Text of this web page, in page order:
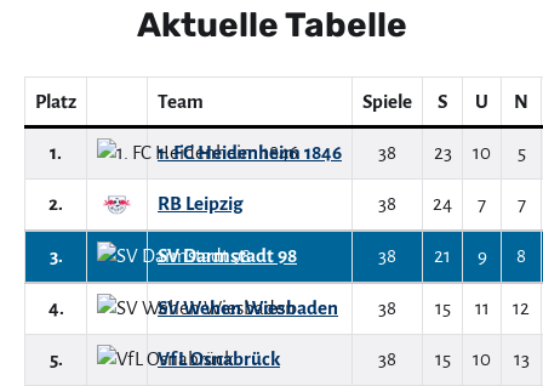
Aktuelle Tabelle
Platz Team Spiele S U N
1. 1. FC Heidenheim 1846 38 23 10 5
2. RB Leipzig 38 24 7 7
3. SV Darmstadt 98 38 21 9 8
4. SV Wehen Wiesbaden 38 15 11 12
5. VfL Osnabrück 38 15 10 13